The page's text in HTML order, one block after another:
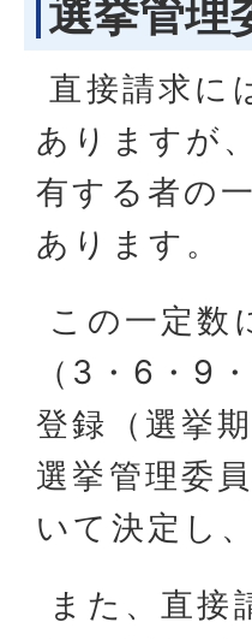
選挙管理
直接請求に
ありますが
有する者の
あります。
この一定数
（3・6・9
登録（選挙
選挙管理委
いて決定し
また、直接